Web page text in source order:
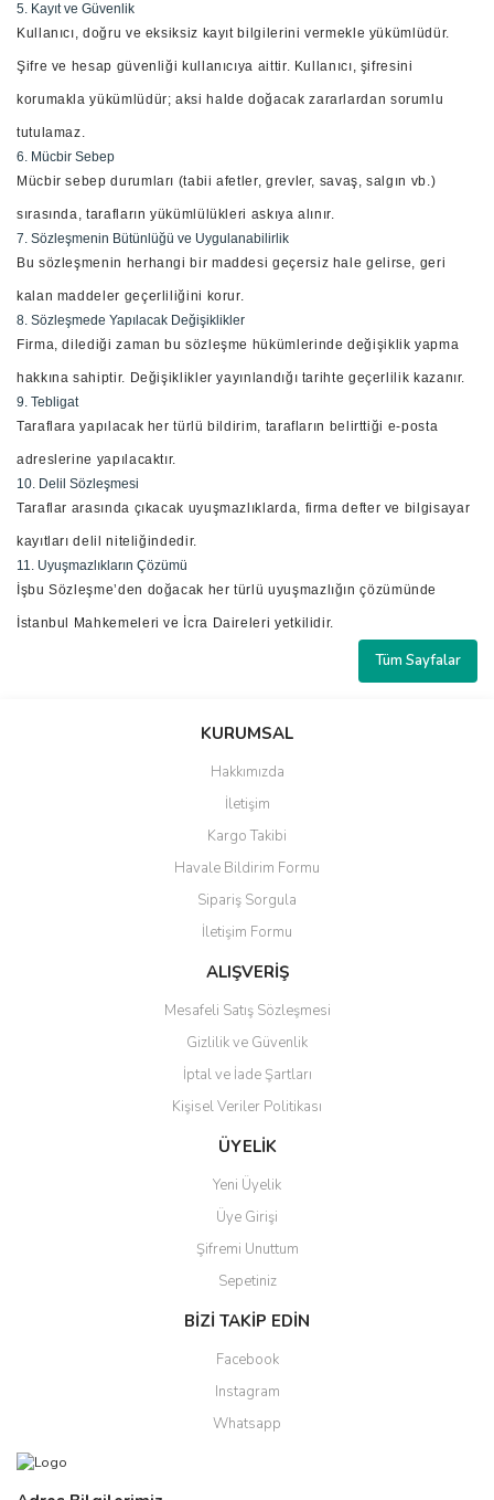
5. Kayıt ve Güvenlik
Kullanıcı, doğru ve eksiksiz kayıt bilgilerini vermekle yükümlüdür.
Şifre ve hesap güvenliği kullanıcıya aittir. Kullanıcı, şifresini
korumakla yükümlüdür; aksi halde doğacak zararlardan sorumlu
tutulamaz.
6. Mücbir Sebep
Mücbir sebep durumları (tabii afetler, grevler, savaş, salgın vb.)
sırasında, tarafların yükümlülükleri askıya alınır.
7. Sözleşmenin Bütünlüğü ve Uygulanabilirlik
Bu sözleşmenin herhangi bir maddesi geçersiz hale gelirse, geri
kalan maddeler geçerliliğini korur.
8. Sözleşmede Yapılacak Değişiklikler
Firma, dilediği zaman bu sözleşme hükümlerinde değişiklik yapma
hakkına sahiptir. Değişiklikler yayınlandığı tarihte geçerlilik kazanır.
9. Tebligat
Taraflara yapılacak her türlü bildirim, tarafların belirttiği e-posta
adreslerine yapılacaktır.
10. Delil Sözleşmesi
Taraflar arasında çıkacak uyuşmazlıklarda, firma defter ve bilgisayar
kayıtları delil niteliğindedir.
11. Uyuşmazlıkların Çözümü
İşbu Sözleşme’den doğacak her türlü uyuşmazlığın çözümünde
İstanbul Mahkemeleri ve İcra Daireleri yetkilidir.
Tüm Sayfalar
KURUMSAL
Hakkımızda
İletişim
Kargo Takibi
Havale Bildirim Formu
Sipariş Sorgula
İletişim Formu
ALIŞVERİŞ
Mesafeli Satış Sözleşmesi
Gizlilik ve Güvenlik
İptal ve İade Şartları
Kişisel Veriler Politikası
ÜYELİK
Yeni Üyelik
Üye Girişi
Şifremi Unuttum
Sepetiniz
BİZİ TAKİP EDİN
Facebook
Instagram
Whatsapp